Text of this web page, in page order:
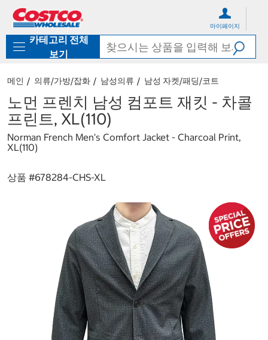
로
기
가
마이페이지
카테고리 전체
보기
메인 의류/가방/잡화 남성의류 남성 자켓/패딩/코트
노먼 프렌치 남성 컴포트 재킷 - 차콜
프린트, XL(110)
Norman French Men's Comfort Jacket - Charcoal Print,
XL(110)
상품 #678284-CHS-XL